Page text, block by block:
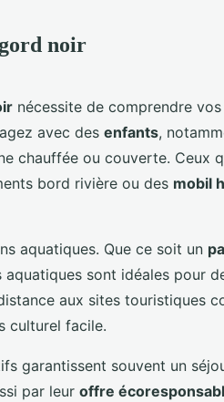
noir
nécessite de comprendre
avec des enfants,
chauffée ou couverte. Ceux
bord rivière ou des mobil
aquatiques. Que ce soit un
sont idéales pour
aux sites touristiques
culturel facile.
garantissent souvent un
par leur offre